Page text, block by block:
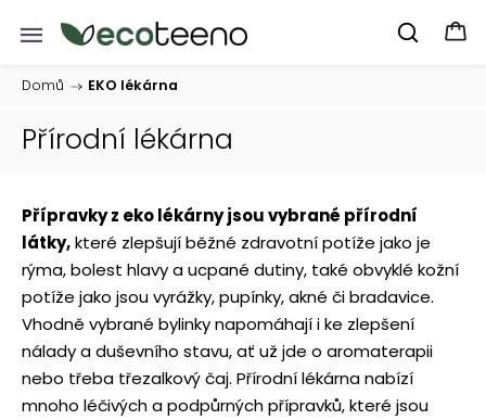
Domů / EKO lékárna
Přírodní lékárna
Přípravky z eko lékárny jsou vybrané přírodní
látky,které zlepšují běžné zdravotní potíže jako je
rýma, bolest hlavy a ucpané dutiny, také obvyklé kožní
potíže jako jsou vyrážky, pupínky, akné či bradavice.
Vhodně vybrané bylinky napomáhají i ke zlepšení
nálady a duševního stavu, ať už jde o aromaterapii
nebo třeba třezalkový čaj. Přírodní lékárna nabízí
mnoho léčivých a podpůrných přípravků, které jsou